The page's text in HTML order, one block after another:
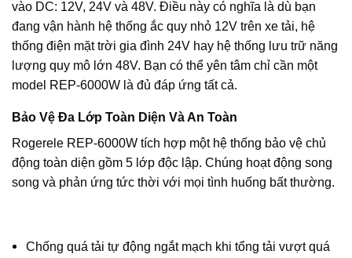
vào DC: 12V, 24V và 48V. Điều này có nghĩa là dù bạn
đang vận hành hệ thống ắc quy nhỏ 12V trên xe tải, hệ
thống điện mặt trời gia đình 24V hay hệ thống lưu trữ năng
lượng quy mô lớn 48V. Bạn có thể yên tâm chỉ cần một
model REP-6000W là đủ đáp ứng tất cả.
Bảo Vệ Đa Lớp Toàn Diện Và An Toàn
Rogerele REP-6000W tích hợp một hệ thống bảo vệ chủ
động toàn diện gồm 5 lớp độc lập. Chúng hoạt động song
song và phản ứng tức thời với mọi tình huống bất thường.
Chống quá tải tự động ngắt mạch khi tổng tải vượt quá